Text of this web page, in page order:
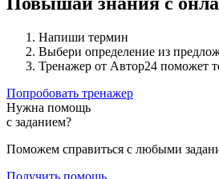
Напиши термин
Выбери определение из
Тренажер от Автор24 поможет
Попробовать тренажер
Нужна помощь
с заданием?
Поможем справиться с любыми